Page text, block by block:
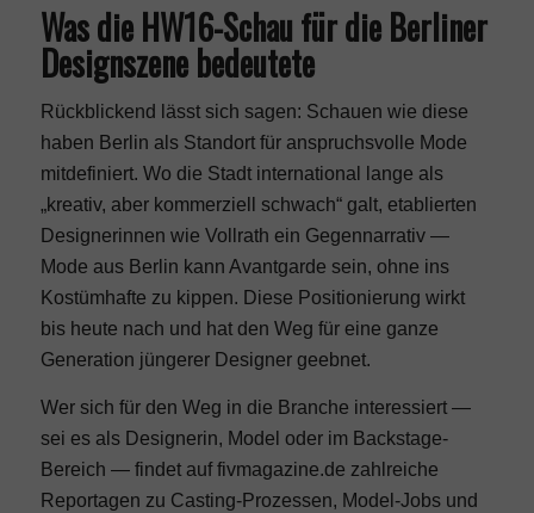
Was die HW16-Schau für die Berliner
Designszene bedeutete
Rückblickend lässt sich sagen: Schauen wie diese
haben Berlin als Standort für anspruchsvolle Mode
mitdefiniert. Wo die Stadt international lange als
„kreativ, aber kommerziell schwach“ galt, etablierten
Designerinnen wie Vollrath ein Gegennarrativ —
Mode aus Berlin kann Avantgarde sein, ohne ins
Kostümhafte zu kippen. Diese Positionierung wirkt
bis heute nach und hat den Weg für eine ganze
Generation jüngerer Designer geebnet.
Wer sich für den Weg in die Branche interessiert —
sei es als Designerin, Model oder im Backstage-
Bereich — findet auf fivmagazine.de zahlreiche
Reportagen zu Casting-Prozessen, Model-Jobsund